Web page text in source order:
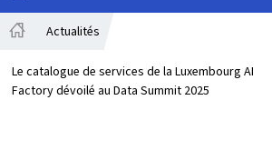
Actualités
Le catalogue de services de la Luxembourg AI
Factory dévoilé au Data Summit 2025